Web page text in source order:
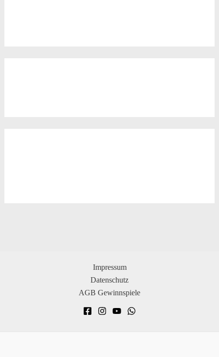
Impressum
Datenschutz
AGB Gewinnspiele